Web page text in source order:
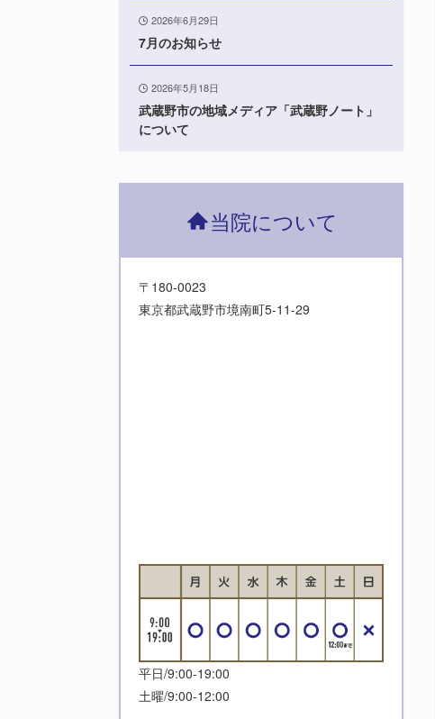
2026年6月29日
7月のお知らせ
2026年5月18日
武蔵野市の地域メディア「武蔵野ノート」
について
当院について
〒180-0023
東京都武蔵野市境南町5-11-29
平日/9:00-19:00
土曜/9:00-12:00